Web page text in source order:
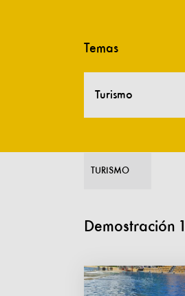
Temas
Turismo
TURISMO
Demostración 1